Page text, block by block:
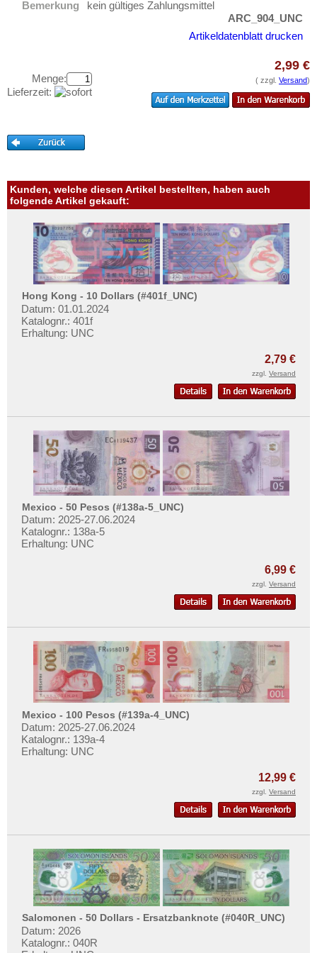
Finnland
Griechenland
Grönland
Guernsey
Island
Isle of Man
Italien
Jersey
Jugoslawien
Kroatien
Lettland
Liechtenstein
Memelgebiet
Moldawien
Montenegro
Niederlande
Nordirland
Norwegen
Rumänien
Russland
Saarland
San Marino
Schottland
Schweden
Schweiz
Spanien
Spitzbergen
Tatarstan
Transnistrien
Tschechische Republik
Tschechoslowakei
Testbanknoten
Aufbewahrung
Gutscheine
Kontakt
Informationen
Preislisten
Ankauf
Erhaltungsgrade
Gratisbanknoten
FAQ
Mehr über...
Liefer- und Versandkosten
AGB
Impressum
Bemerkung
kein gültiges Zahlungsmittel
ARC_904_UNC
Artikeldatenblatt drucken
Menge:
Lieferzeit:
2,99 €
( zzgl. Versand)
Kunden, welche diesen Artikel bestellten, haben auch
folgende Artikel gekauft:
Hong Kong - 10 Dollars (#401f_UNC)
Datum: 01.01.2024
Katalognr.: 401f
Erhaltung: UNC
2,79 €
zzgl. Versand
Mexico - 50 Pesos (#138a-5_UNC)
Datum: 2025-27.06.2024
Katalognr.: 138a-5
Erhaltung: UNC
6,99 €
zzgl. Versand
Mexico - 100 Pesos (#139a-4_UNC)
Datum: 2025-27.06.2024
Katalognr.: 139a-4
Erhaltung: UNC
12,99 €
zzgl. Versand
Salomonen - 50 Dollars - Ersatzbanknote (#040R_UNC)
Datum: 2026
Katalognr.: 040R